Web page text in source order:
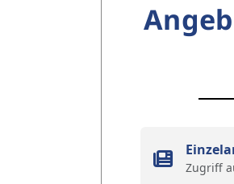
Zugriff